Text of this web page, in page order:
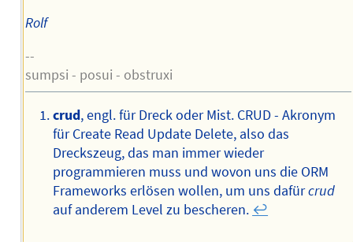
Rolf
--
sumpsi - posui - obstruxi
crud, engl. für Dreck oder Mist. CRUD - Akronym
für Create Read Update Delete, also das
Dreckszeug, das man immer wieder
programmieren muss und wovon uns die ORM
Frameworks erlösen wollen, um uns dafürcrud
auf anderem Level zu bescheren. ↩︎